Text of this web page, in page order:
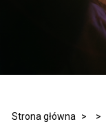
Strona główna > >